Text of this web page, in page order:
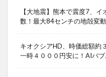
【大地震】熊本で震度7、
数！最大84センチの地殻変
キオクシアHD、時価総額約
一時４０００円安に！AIバ